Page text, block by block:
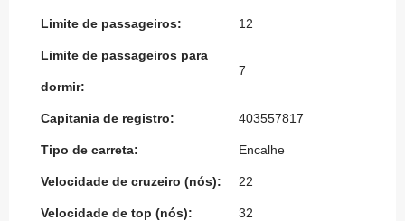
Limite de passageiros: 12
Limite de passageiros para
dormir:
7
Capitania de registro: 403557817
Tipo de carreta: Encalhe
Velocidade de cruzeiro (nós): 22
Velocidade de top (nós): 32